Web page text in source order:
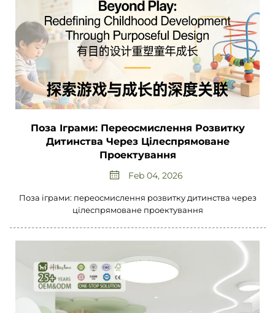
Поза Іграми: Переосмислення Розвитку
Дитинства Через Цілеспрямоване
Проектування
Feb 04, 2026
Поза іграми: переосмислення розвитку дитинства через
цілеспрямоване проектування